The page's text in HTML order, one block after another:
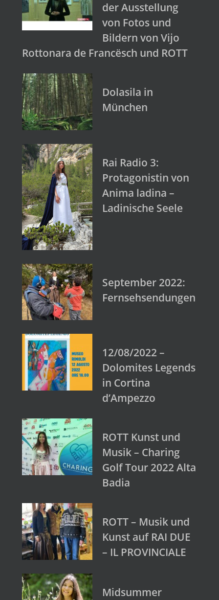
der Ausstellung
von Fotos und
Bildern von Vijo
Rottonara de Francësch und ROTT
Dolasila in
München
Rai Radio 3:
Protagonistin von
Anima ladina –
Ladinische Seele
September 2022:
Fernsehsendungen
12/08/2022 –
Dolomites Legends
in Cortina
d’Ampezzo
ROTT Kunst und
Musik – Charing
Golf Tour 2022 Alta
Badia
ROTT – Musik und
Kunst auf RAI DUE
– IL PROVINCIALE
Midsummer